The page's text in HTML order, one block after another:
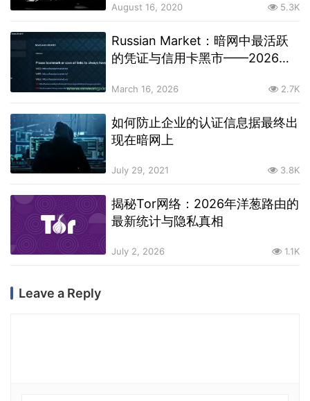
August 16, 2020 5.3K
Russian Market：暗网中最活跃
的凭证与信用卡黑市——2026年
March 16, 2026 2.7K
如何防止企业的认证信息据最终出
现在暗网上
July 29, 2021 3.8K
揭秘Tor网络：2026年洋葱路由的
最新统计与隐私真相
July 2, 2026 1.1K
Leave a Reply